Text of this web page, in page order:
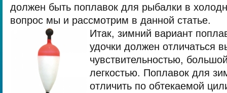
должен быть поплавок для рыбалки в
вопрос мы и рассмотрим в данной статье.
Итак, зимний вариант
удочки должен отличаться
чувствительностью,
легкостью. Поплавок для
отличить по обтекаемой